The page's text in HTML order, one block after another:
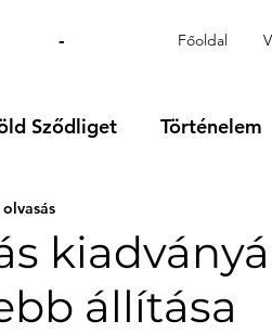
- Főoldal
Sződliget Történelem
állítása